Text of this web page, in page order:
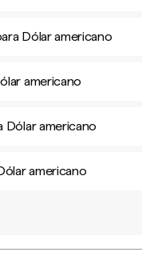
Dólar americano
americano
Dólar americano
americano